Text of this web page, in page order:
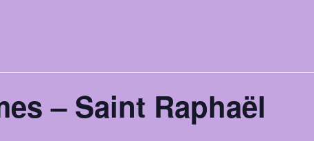
– Saint Raphaël